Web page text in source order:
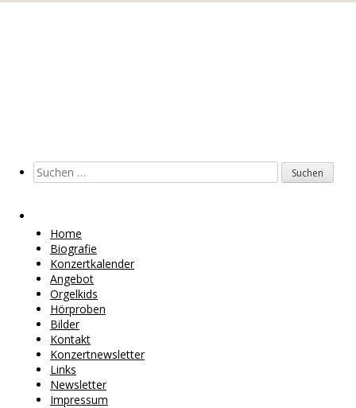
Suchen
nach:
Home
Biografie
Konzertkalender
Angebot
Orgelkids
Hörproben
Bilder
Kontakt
Konzertnewsletter
Links
Newsletter
Impressum